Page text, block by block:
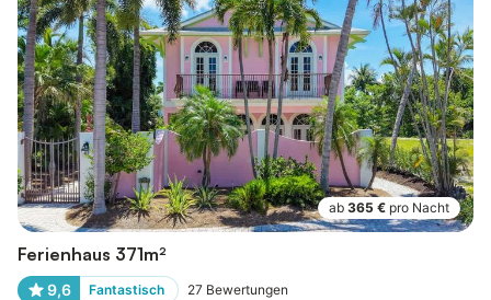
ab 365 € pro Nacht
Ferienhaus 371m²
9,6 Fantastisch 27 Bewertungen